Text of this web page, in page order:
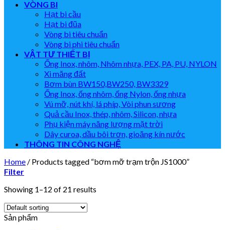
VÒNG BI
Hạt bi cầu
Hạt bi đũa
Vòng bi tiêu chuẩn
Vòng bi phi tiêu chuẩn
VẬT TƯ THIẾT BỊ
Ống Inox, nhôm, Nhôm nhựa, PEX, PA, PU, NYLON
Xi măng đất
Bơm bùn BW150,BW250, BW3329
Ống Inox, ống nhôm, ống Nylon, ống nhựa
Vú mỡ, nút khí, lá phíp, Vòi phun sương
Quả cầu Inox, thép, nhôm, Silicon, nhựa
Phụ kiện máy năng lượng mặt trời
Dây curoa, dầu bôi trơn, gioăng kín nước
THÔNG TIN CÔNG NGHỆ
Home / Products tagged “bơm mỡ trạm trộn JS1000”
Filter
Showing 1–12 of 21 results
Sản phẩm